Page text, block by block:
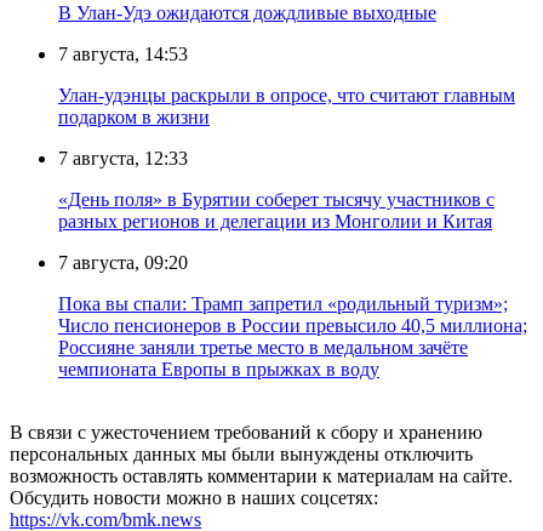
В Улан-Удэ ожидаются дождливые выходные
7 августа, 14:53
Улан-удэнцы раскрыли в опросе, что считают главным
подарком в жизни
7 августа, 12:33
«День поля» в Бурятии соберет тысячу участников с
разных регионов и делегации из Монголии и Китая
7 августа, 09:20
Пока вы спали: Трамп запретил «родильный туризм»;
Число пенсионеров в России превысило 40,5 миллиона;
Россияне заняли третье место в медальном зачёте
чемпионата Европы в прыжках в воду
В связи с ужесточением требований к сбору и хранению
персональных данных мы были вынуждены отключить
возможность оставлять комментарии к материалам на сайте.
Обсудить новости можно в наших соцсетях:
https://vk.com/bmk.news